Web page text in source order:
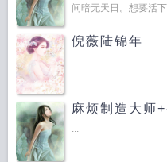
间暗无天日。想要活
倪薇陆锦年
...
麻烦制造大师
...